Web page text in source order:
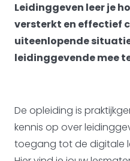
Leidinggeven leer je
versterkt en effectief
uiteenlopende
leidinggevende mee
De opleiding is
kennis op over
toegang tot de digitale